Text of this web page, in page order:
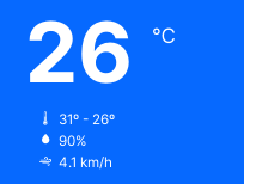
26 ℃
31º - 26º
90%
4.1 km/h